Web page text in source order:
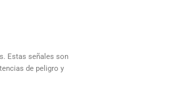
Estas señales son
de peligro y